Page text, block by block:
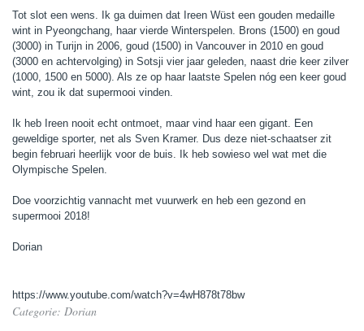
Tot slot een wens. Ik ga duimen dat Ireen Wüst een gouden medaille
wint in Pyeongchang, haar vierde Winterspelen. Brons (1500) en goud
(3000) in Turijn in 2006, goud (1500) in Vancouver in 2010 en goud
(3000 en achtervolging) in Sotsji vier jaar geleden, naast drie keer zilver
(1000, 1500 en 5000). Als ze op haar laatste Spelen nóg een keer goud
wint, zou ik dat supermooi vinden.
Ik heb Ireen nooit echt ontmoet, maar vind haar een gigant. Een
geweldige sporter, net als Sven Kramer. Dus deze niet-schaatser zit
begin februari heerlijk voor de buis. Ik heb sowieso wel wat met die
Olympische Spelen.
Doe voorzichtig vannacht met vuurwerk en heb een gezond en
supermooi 2018!
Dorian
https://www.youtube.com/watch?v=4wH878t78bw
Categorie: Dorian